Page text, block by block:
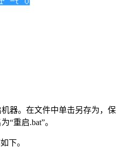
器。在文件中单击另存为，保
“重启.bat”。
下。